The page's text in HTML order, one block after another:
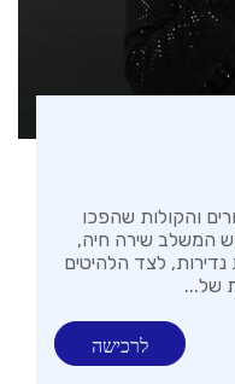
והקולות שהפכו
המשלב שירה חיה,
לצד הלהיטים
של...
לרכישה